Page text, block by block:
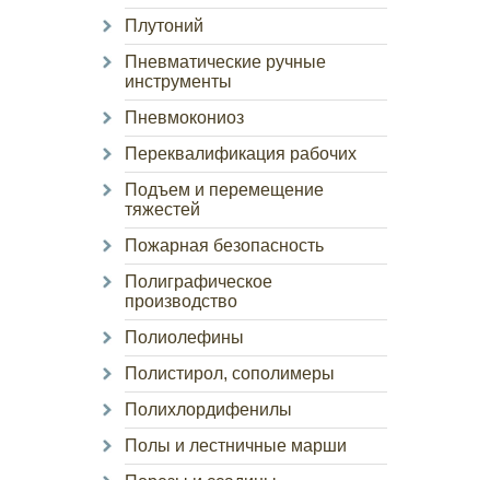
Плутоний
Пневматические ручные
инструменты
Пневмокониоз
Переквалификация рабочих
Подъем и перемещение
тяжестей
Пожарная безопасность
Полиграфическое
производство
Полиолефины
Полистирол, сополимеры
Полихлордифенилы
Полы и лестничные марши